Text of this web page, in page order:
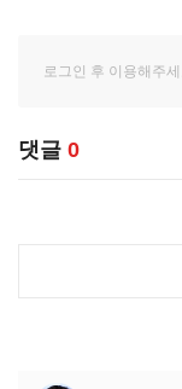
댓글 0